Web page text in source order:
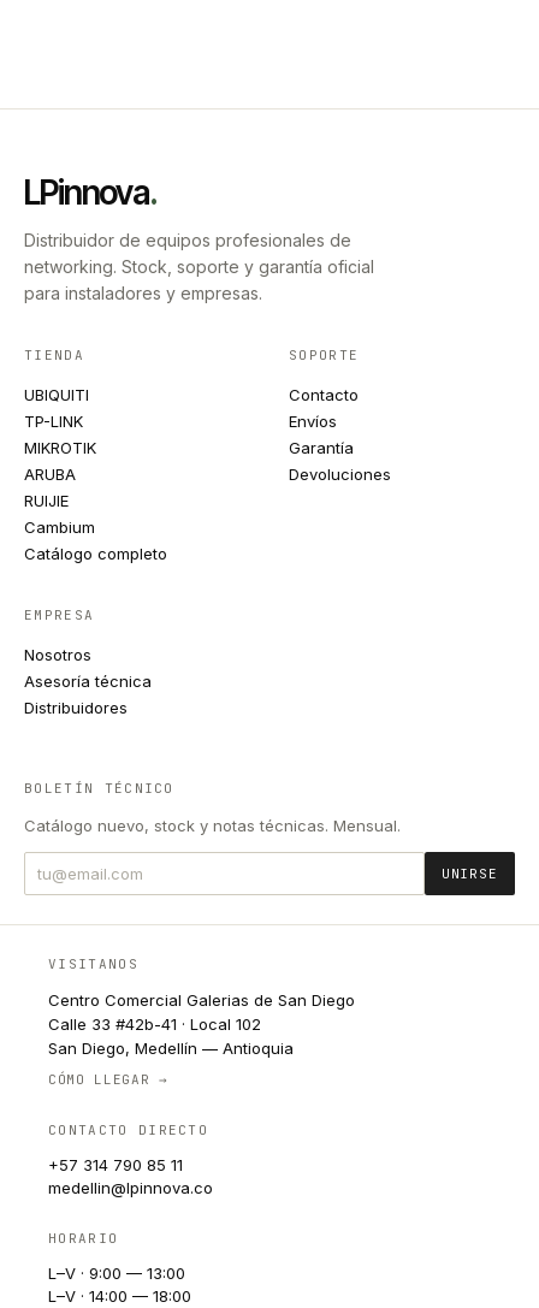
LPinnova.
Distribuidor de equipos profesionales de
networking. Stock, soporte y garantía oficial
para instaladores y empresas.
TIENDA
UBIQUITI
TP-LINK
MIKROTIK
ARUBA
RUIJIE
Cambium
Catálogo completo
SOPORTE
Contacto
Envíos
Garantía
Devoluciones
EMPRESA
Nosotros
Asesoría técnica
Distribuidores
BOLETÍN TÉCNICO
Catálogo nuevo, stock y notas técnicas. Mensual.
UNIRSE
VISITANOS
Centro Comercial Galerias de San Diego
Calle 33 #42b-41 · Local 102
San Diego, Medellín — Antioquia
CÓMO LLEGAR →
CONTACTO DIRECTO
+57 314 790 85 11
medellin@lpinnova.co
HORARIO
L–V · 9:00 — 13:00
L–V · 14:00 — 18:00